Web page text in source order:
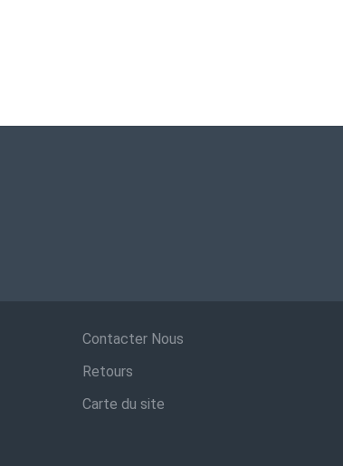
Contacter Nous
Retours
Carte du site